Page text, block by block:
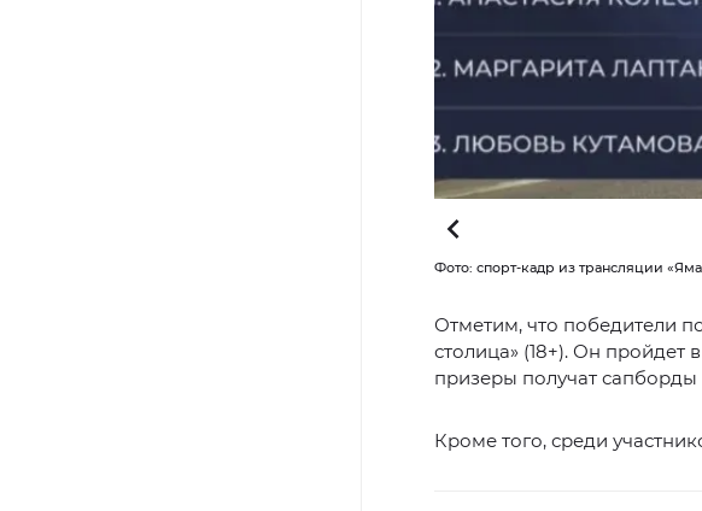
Фото: спорт-кадр из трансляции
Отметим, что победители
столица» (18+). Он
призеры получат
Кроме того, среди